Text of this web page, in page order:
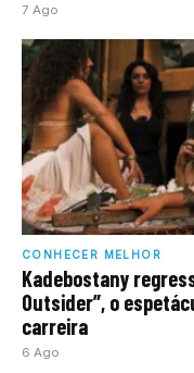
7 Ago
CONHECER MELHOR
Kadebostany
Outsider”, o
carreira
6 Ago